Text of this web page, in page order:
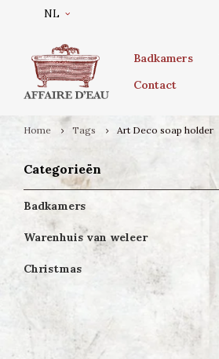
NL
Badkamers
Contact
Home Tags Art Deco soap holder
Categorieën
Badkamers
Warenhuis van weleer
Christmas